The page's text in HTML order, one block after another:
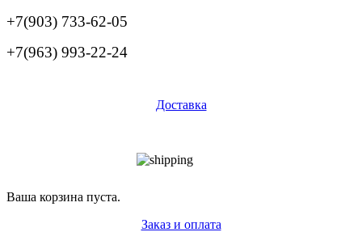
+7(903) 733-62-05
+7(963) 993-22-24
Доставка
Ваша корзина пуста.
Заказ и оплата